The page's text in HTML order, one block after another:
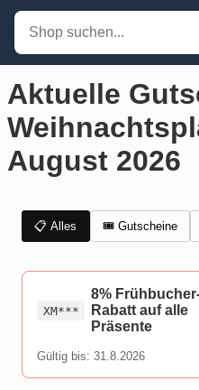
Aktuelle
August 2026
📋 Alles 🎟️ Gutscheine
XM***
8%
Rabatt auf alle
Präsente
Gültig bis: 31.8.2026